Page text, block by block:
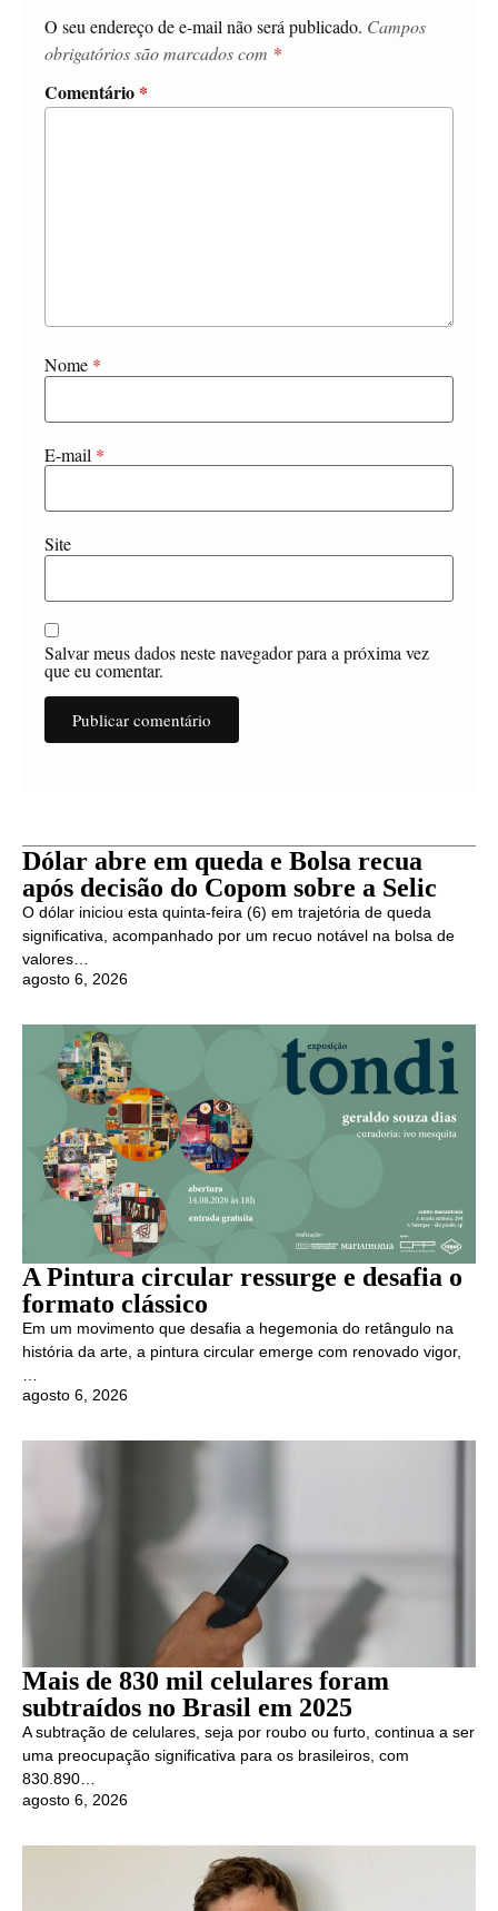
O seu endereço de e-mail não será publicado. Campos
obrigatórios são marcados com *
Comentário *
Nome *
E-mail *
Site
Salvar meus dados neste navegador para a próxima vez
que eu comentar.
Dólar abre em queda e Bolsa recua
após decisão do Copom sobre a Selic
O dólar iniciou esta quinta-feira (6) em trajetória de queda
significativa, acompanhado por um recuo notável na bolsa de
valores…
agosto 6, 2026
A Pintura circular ressurge e desafia o
formato clássico
Em um movimento que desafia a hegemonia do retângulo na
história da arte, a pintura circular emerge com renovado vigor,
agosto 6, 2026
Mais de 830 mil celulares foram
subtraídos no Brasil em 2025
A subtração de celulares, seja por roubo ou furto, continua a ser
uma preocupação significativa para os brasileiros, com
830.890…
agosto 6, 2026